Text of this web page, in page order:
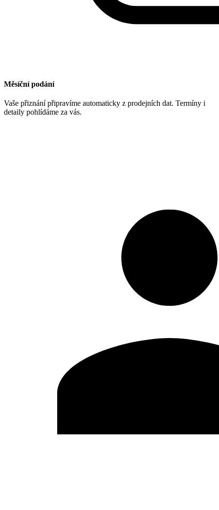
Měsíční podání
Vaše přiznání připravíme automaticky z prodejních dat. Termíny i
detaily pohlídáme za vás.